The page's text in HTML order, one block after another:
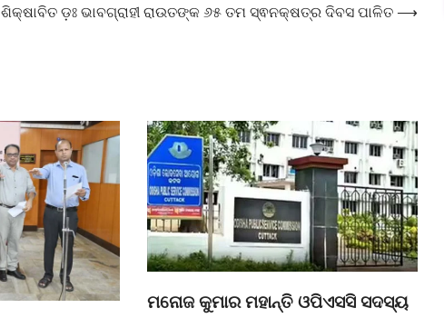
ଶିକ୍ଷାବିତ ଡ଼ଃ ଭାବଗ୍ରାହୀ ରାଉତଙ୍କ ୬୫ ତମ ସ୍ଵନକ୍ଷତ୍ର ଦିବସ ପାଳିତ ⟶
ମନୋଜ କୁମାର ମହାନ୍ତି ଓପିଏସସି ସଦସ୍ୟ